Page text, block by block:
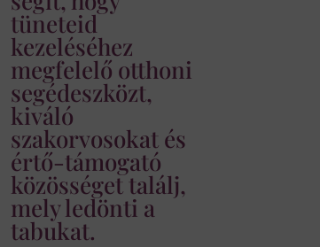
tüneteid
kezeléséhez
megfelelő otthoni
segédeszközt,
kiváló
szakorvosokat és
értő-támogató
közösséget találj,
mely ledönti a
tabukat.